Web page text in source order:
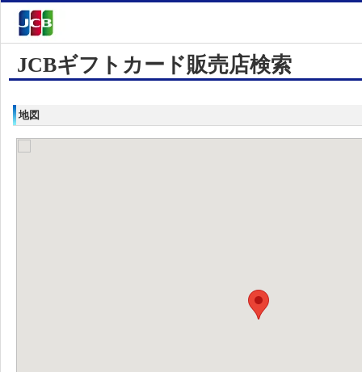
JCBギフトカード販売店検索
地図